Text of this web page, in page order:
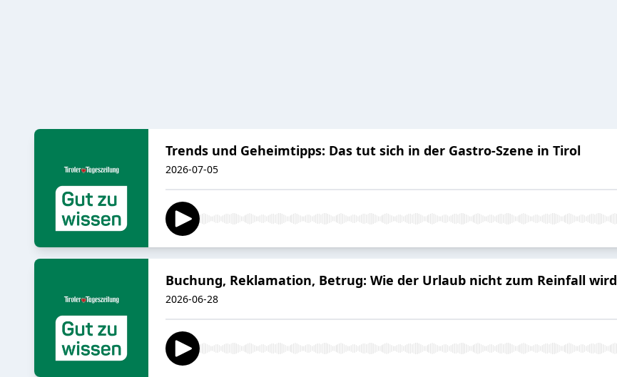
Trends und Geheimtipps: Das tut sich in der Gastro-Szene in Tirol
2026-07-05
Buchung, Reklamation, Betrug: Wie der Urlaub nicht zum Reinfall wird
2026-06-28